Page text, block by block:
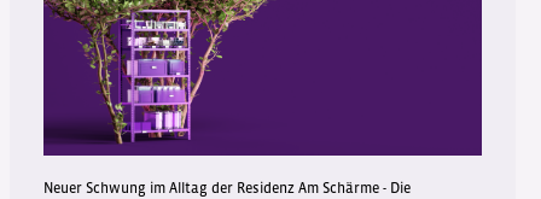
Neuer Schwung im Alltag der Residenz Am Schärme - Die